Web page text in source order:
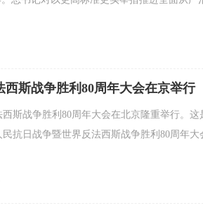
斯战争胜利80周年大会在京举行
斯战争胜利80周年大会在北京隆重举行。这
抗日战争暨世界反法西斯战争胜利80周年大